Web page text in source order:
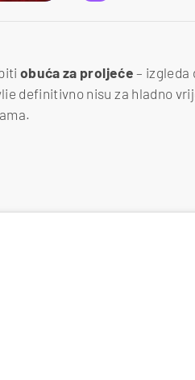
obuća za proljeće– izgleda
definitivno nisu za hladno